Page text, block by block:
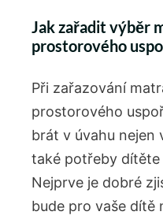
Jak zařadit výběr
prostorového
Při zařazování
prostorového
brát v úvahu nejen
také ​potřeby
Nejprve je dobré
bude pro vaše dítě